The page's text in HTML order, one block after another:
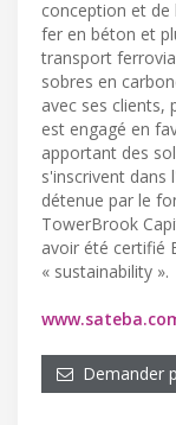
conception et de
fer en béton et
transport
sobres en
avec ses clients,
est engagé en
apportant des
s'inscrivent dans
détenue par le
TowerBrook
avoir été certifié
« sustainability ».
Demander